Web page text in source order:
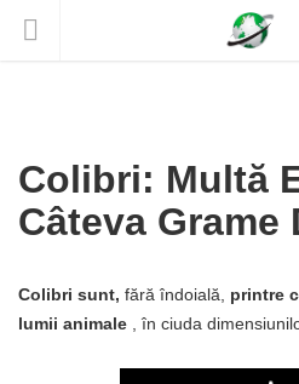
Colibri: Multă
Câteva Grame
Colibri sunt, fără îndoială, printre
lumii animale , în ciuda